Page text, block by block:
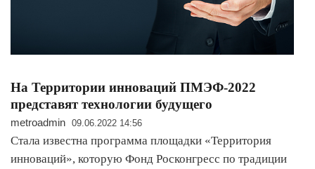
На Территории инноваций ПМЭФ-2022
представят технологии будущего
metroadmin 09.06.2022 14:56
Стала известна программа площадки «Территория
инноваций», которую Фонд Росконгресс по традиции